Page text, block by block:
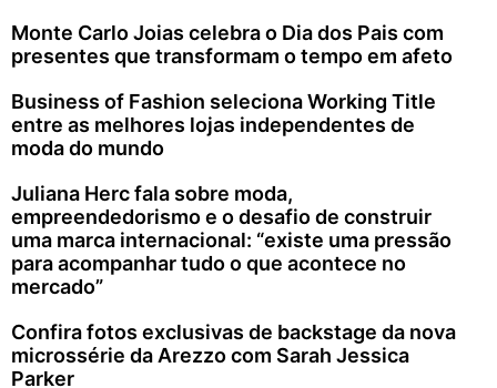
Monte Carlo Joias celebra o Dia dos Pais com
presentes que transformam o tempo em afeto
Business of Fashion seleciona Working Title
entre as melhores lojas independentes de
moda do mundo
Juliana Herc fala sobre moda,
empreendedorismo e o desafio de construir
uma marca internacional: “existe uma pressão
para acompanhar tudo o que acontece no
mercado”
Confira fotos exclusivas de backstage da nova
microssérie da Arezzo com Sarah Jessica
Parker